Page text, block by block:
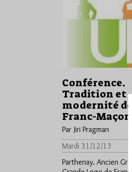
Conférence.
Tradition et
modernité de
Franc-
Par Jiri Pragman
Mardi 31/12/13
Parthenay. Ancien